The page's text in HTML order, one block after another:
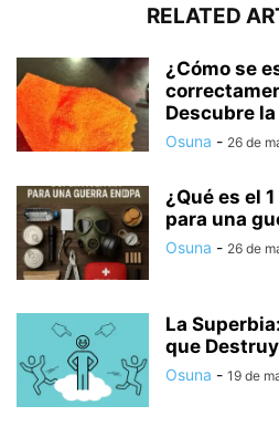
RELATED
¿Cómo se
Descubre
Osuna - 26 de
¿Qué es el
para una
Osuna - 26 de
La
que
Osuna - 19 de